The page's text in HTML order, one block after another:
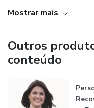
My mission is to help
together to unlock your
----
br - Olá! Sou
tratamentos para
Mostrar mais
Outros
conteúdo